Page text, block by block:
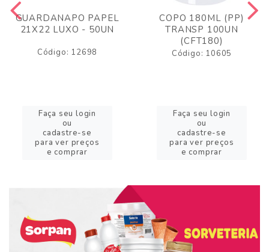
GUARDANAPO PAPEL
21X22 LUXO - 50UN
Código: 12698
Faça seu login
ou
cadastre-se
para ver preços
e comprar
COPO 180ML (PP)
TRANSP 100UN
(CFT180)
Código: 10605
Faça seu login
ou
cadastre-se
para ver preços
e comprar